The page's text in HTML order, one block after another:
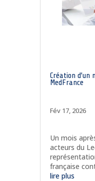
Création d’un
MedFrance
Fév 17, 2026
Un mois
acteurs du
française
lire plus